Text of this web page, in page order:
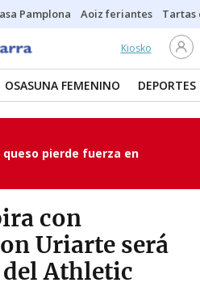
Pamplona Aoiz feriantes Tartas
Kiosko
OSASUNA FEMENINO DEPORTES
pierde fuerza en
con
Uriarte será
Athletic